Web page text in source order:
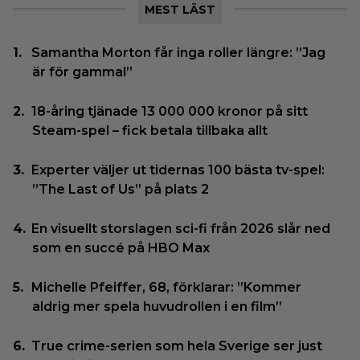
MEST LÄST
Samantha Morton får inga roller längre: ”Jag
är för gammal”
18-åring tjänade 13 000 000 kronor på sitt
Steam-spel – fick betala tillbaka allt
Experter väljer ut tidernas 100 bästa tv-spel:
”The Last of Us” på plats 2
En visuellt storslagen sci-fi från 2026 slår ned
som en succé på HBO Max
Michelle Pfeiffer, 68, förklarar: ”Kommer
aldrig mer spela huvudrollen i en film”
True crime-serien som hela Sverige ser just